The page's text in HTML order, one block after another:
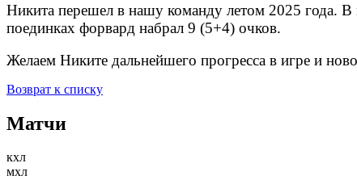
Никита перешел в нашу команду летом 2025 года.
поединках форвард набрал 9 (5+4) очков.
Желаем Никите дальнейшего прогресса в игре и
Возврат к списку
Матчи
кхл
мхл